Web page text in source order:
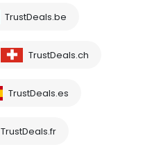
TrustDeals.be
TrustDeals.ch
TrustDeals.es
TrustDeals.fr